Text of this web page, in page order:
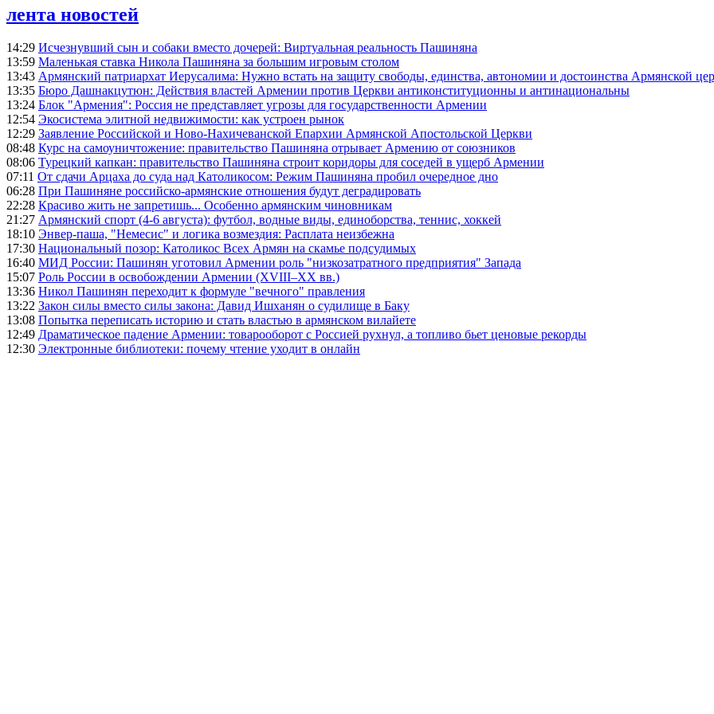
лента новостей
14:29 Исчезнувший сын и собаки вместо дочерей: Виртуальная реальность Пашиняна
13:59 Маленькая ставка Никола Пашиняна за большим игровым столом
13:43 Армянский патриархат Иерусалима: Нужно встать на защиту свободы, единства, автономии и достоинства Армянской
13:35 Бюро Дашнакцутюн: Действия властей Армении против Церкви антиконституционны и антинациональны
13:24 Блок "Армения": Россия не представляет угрозы для государственности Армении
12:54 Экосистема элитной недвижимости: как устроен рынок
12:29 Заявление Российской и Ново-Нахичеванской Епархии Армянской Апостольской Церкви
08:48 Курс на самоуничтожение: правительство Пашиняна отрывает Армению от союзников
08:06 Турецкий капкан: правительство Пашиняна строит коридоры для соседей в ущерб Армении
07:11 От сдачи Арцаха до суда над Католикосом: Режим Пашиняна пробил очередное дно
06:28 При Пашиняне российско-армянские отношения будут деградировать
22:28 Красиво жить не запретишь... Особенно армянским чиновникам
21:27 Армянский спорт (4-6 августа): футбол, водные виды, единоборства, теннис, хоккей
18:10 Энвер-паша, "Немесис" и логика возмездия: Расплата неизбежна
17:30 Национальный позор: Католикос Всех Армян на скамье подсудимых
16:40 МИД России: Пашинян уготовил Армении роль "низкозатратного предприятия" Запада
15:07 Роль России в освобождении Армении (XVIII–XX вв.)
13:36 Никол Пашинян переходит к формуле "вечного" правления
13:22 Закон силы вместо силы закона: Давид Ишханян о судилище в Баку
13:08 Попытка переписать историю и стать властью в армянском вилайете
12:49 Драматическое падение Армении: товарооборот с Россией рухнул, а топливо бьет ценовые рекорды
12:30 Электронные библиотеки: почему чтение уходит в онлайн